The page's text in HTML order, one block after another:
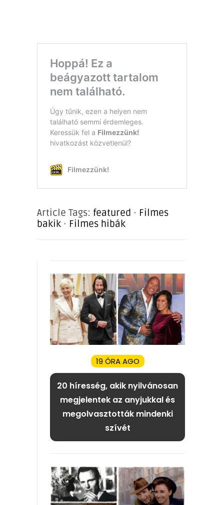
Article Tags: featured · Filmes
bakik · Filmes hibák
19 ÓRA AGO
20 híresség, akik nyilvánosan
megjelentek az anyjukkal és
megolvasztották mindenki
szívét